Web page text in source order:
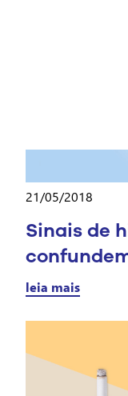
21/05/2018
Sinais de
leia mais